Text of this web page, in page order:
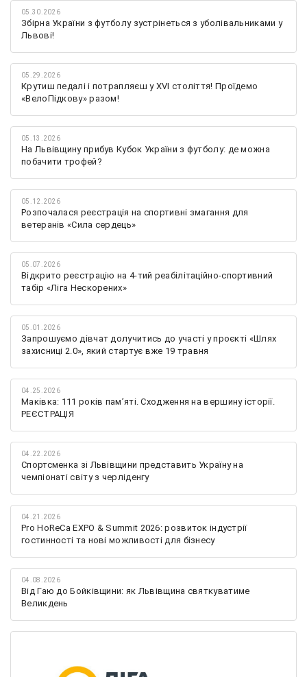
05.30.2026
Збірна України з футболу зустрінеться з уболівальниками у
Львові!
05.29.2026
Крутиш педалі і потрапляєш у XVI століття! Проїдемо
«ВелоПідкову» разом!
05.13.2026
На Львівщину прибув Кубок України з футболу: де можна
побачити трофей?
05.12.2026
Розпочалася реєстрація на спортивні змагання для
ветеранів «Сила сердець»
05.07.2026
Відкрито реєстрацію на 4-тий реабілітаційно-спортивний
табір «Ліга Нескорених»
05.01.2026
Запрошуємо дівчат долучитись до участі у проєкті «Шлях
захисниці 2.0», який стартує вже 19 травня
04.25.2026
Маківка: 111 років пам’яті. Сходження на вершину історії.
РЕЄСТРАЦІЯ
04.22.2026
Спортсменка зі Львівщини представить Україну на
чемпіонаті світу з черліденгу
04.21.2026
Pro HoReCa EXPO & Summit 2026: розвиток індустрії
гостинності та нові можливості для бізнесу
04.08.2026
Від Гаю до Бойківщини: як Львівщина святкуватиме
Великдень